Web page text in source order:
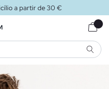
a partir de 30 €